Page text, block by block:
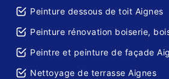
Peinture dessous de toit Aignes
Peinture rénovation boiserie,
Peintre et peinture de façade
Nettoyage de terrasse Aignes